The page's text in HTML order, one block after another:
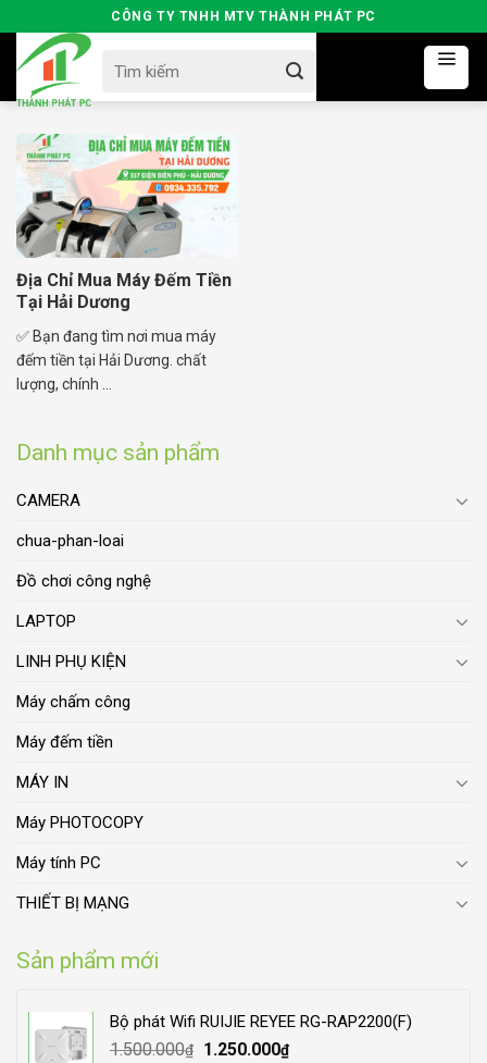
to
content
CÔNG TY TNHH MTV THÀNH PHÁT PC
for:
Danh mục sản phẩm
CAMERA
chua-phan-loai
Đồ chơi công nghệ
LAPTOP
LINH PHỤ KIỆN
Máy chấm công
Máy đếm tiền
MÁY IN
Máy PHOTOCOPY
Máy tính PC
THIẾT BỊ MẠNG
Sản phẩm mới
Bộ phát Wifi RUIJIE REYEE RG-RAP2200(F)
1.500.000₫
Original
1.250.000₫Current
Địa Chỉ Mua Máy Đếm Tiền
Tại Hải Dương
✅ Bạn đang tìm nơi mua máy
đếm tiền tại Hải Dương. chất
lượng, chính ...